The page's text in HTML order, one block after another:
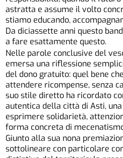
astratta e assume il volto
stiamo educando,
Da diciassette anni questo
a fare esattamente questo.
Nelle parole conclusive del
emersa una riflessione
del dono gratuito: quel bene
attendere ricompense, senza
suo stile diretto ha ricordato
autentica della città di Asti,
esprimere solidarietà,
forma concreta di
Giunto alla sua nona
sottolineare con particolare